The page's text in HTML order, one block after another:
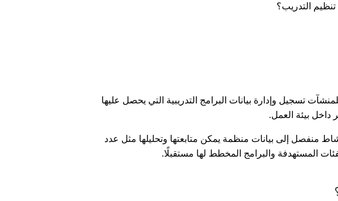
التدريب؟
تسجيل وإدارة بيانات البرامج التدريبية التي يحصل عليها
داخل بيئة العمل.
منفصل إلى بيانات منظمة يمكن متابعتها وتحليلها مثل عدد
المستهدفة والبرامج المخطط لها مستقبلًا.